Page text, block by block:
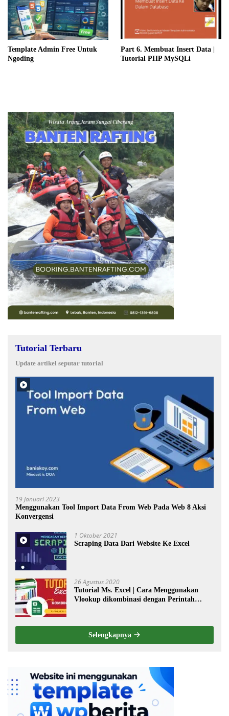
Template Admin Free Untuk
Ngoding
Part 6. Membuat Insert Data |
Tutorial PHP MySQLi
Tutorial Terbaru
Update artikel seputar tutorial
19 Januari 2023
Menggunakan Tool Import Data From Web Pada Web 8 Aksi
Konvergensi
1 Oktober 2021
Scraping Data Dari Website Ke Excel
26 Agustus 2020
Tutorial Ms. Excel | Cara Menggunakan
Vlookup dikombinasi dengan Perintah
Selengkapnya